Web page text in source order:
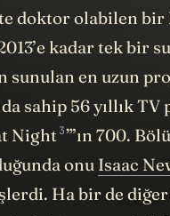
doktor olabilen bir
kadar tek bir
sunulan en uzun
sahip 56 yıllık TV
Night3”’ın 700.
onu Isaac
Ha bir de diğer